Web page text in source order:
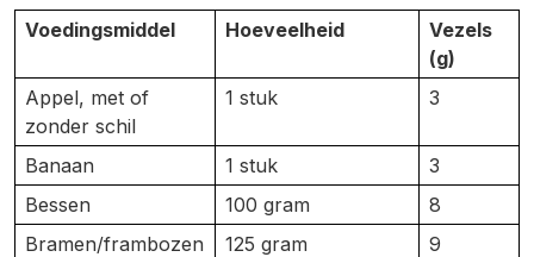
Voedingsmiddel Hoeveelheid
Vezels
(g)
Appel, met of
zonder schil
1 stuk 3
Banaan 1 stuk
3
Bessen
100 gram
8
Bramen/frambozen
125 gram
9